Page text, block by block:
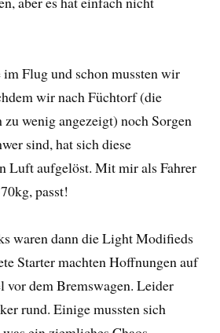
Flug und schon mussten wir
wir nach Füchtorf (die
zu wenig angezeigt) noch Sorgen
sind, hat sich diese
Luft aufgelöst. Mit mir als Fahrer
passt!
waren dann die Light Modifieds
Starter machten Hoffnungen auf
vor dem Bremswagen. Leider
rund. Einige mussten sich